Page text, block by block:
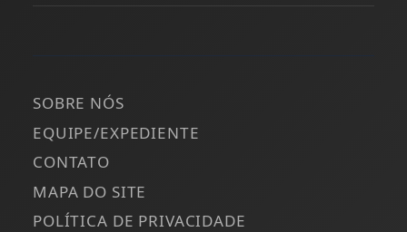
SOBRE NÓS
EQUIPE/EXPEDIENTE
CONTATO
MAPA DO SITE
POLÍTICA DE PRIVACIDADE